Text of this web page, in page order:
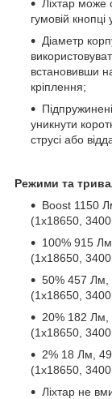
Ліхтар може
гумовій
Діаметр
встановивши
кріплення;
уникнути
струсі або
Режими та
Boost 1150
(1х18650,
100% 915
(1х18650,
50% 457 Лм,
(1х18650,
20% 182 Лм,
(1х18650,
2% 18 Лм,
(1х18650,
Ліхтар не